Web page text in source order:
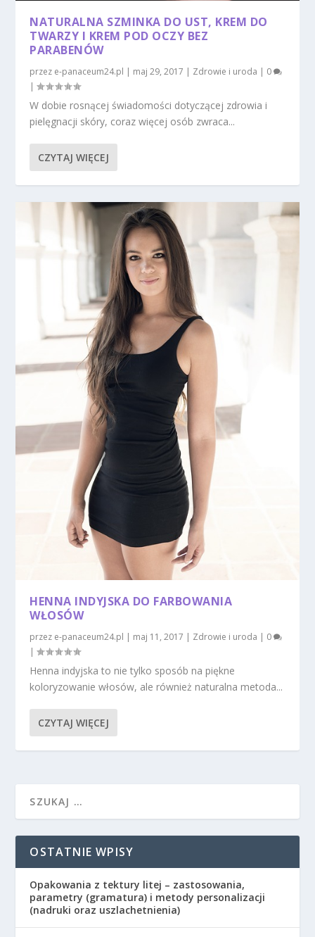
NATURALNA SZMINKA DO UST, KREM DO
TWARZY I KREM POD OCZY BEZ
PARABENÓW
przez e-panaceum24.pl | maj 29, 2017 | Zdrowie i uroda | 0
|
W dobie rosnącej świadomości dotyczącej zdrowia i
pielęgnacji skóry, coraz więcej osób zwraca...
CZYTAJ WIĘCEJ
HENNA INDYJSKA DO FARBOWANIA
WŁOSÓW
przez e-panaceum24.pl | maj 11, 2017 | Zdrowie i uroda | 0
|
Henna indyjska to nie tylko sposób na piękne
koloryzowanie włosów, ale również naturalna metoda...
CZYTAJ WIĘCEJ
OSTATNIE WPISY
Opakowania z tektury litej – zastosowania,
parametry (gramatura) i metody personalizacji
(nadruki oraz uszlachetnienia)